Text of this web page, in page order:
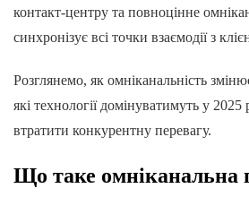
контакт-центру та повноцінне
синхронізує всі точки взаємодії з
Розглянемо, як омніканальність
які технології домінуватимуть у 2025
втратити конкурентну перевагу.
Що таке омніканальна